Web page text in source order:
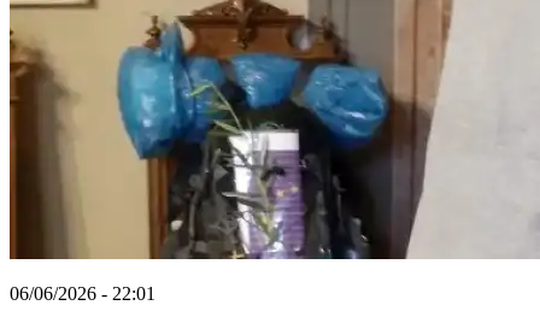
06/06/2026 - 22:01